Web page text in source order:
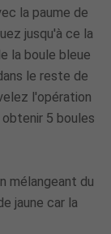
la paume de
jusqu'à ce la
la boule bleue
le reste de
l'opération
5 boules
mélangeant du
jaune car la